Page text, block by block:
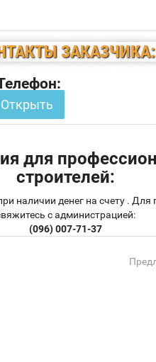
ЗАКАЗЧИКА:
Открыть
для
строителей:
наличии денег на счету . Для
с администрацией:
(096) 007-71-37